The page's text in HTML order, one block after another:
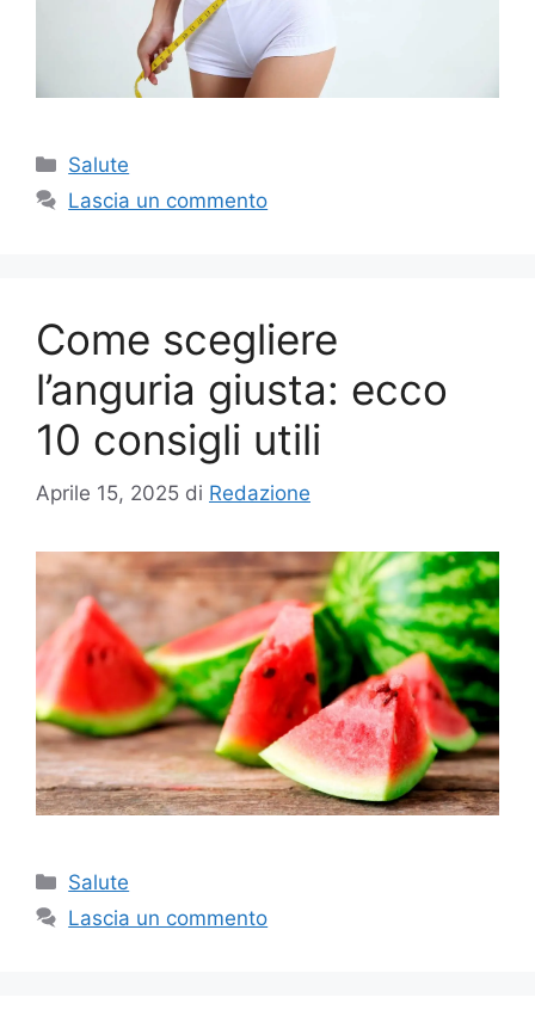
Categorie
Salute
Lascia un commento
Come scegliere
l’anguria giusta: ecco
10 consigli utili
Aprile 15, 2025 di Redazione
Categorie
Salute
Lascia un commento